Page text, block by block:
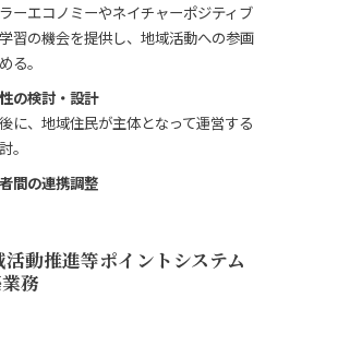
ーエコノミーやネイチャーポジティブ
習の機会を提供し、地域活動への参画
る。
の検討・設計
に、地域住民が主体となって運営する
。
間の連携調整
動推進等ポイントシステム
務